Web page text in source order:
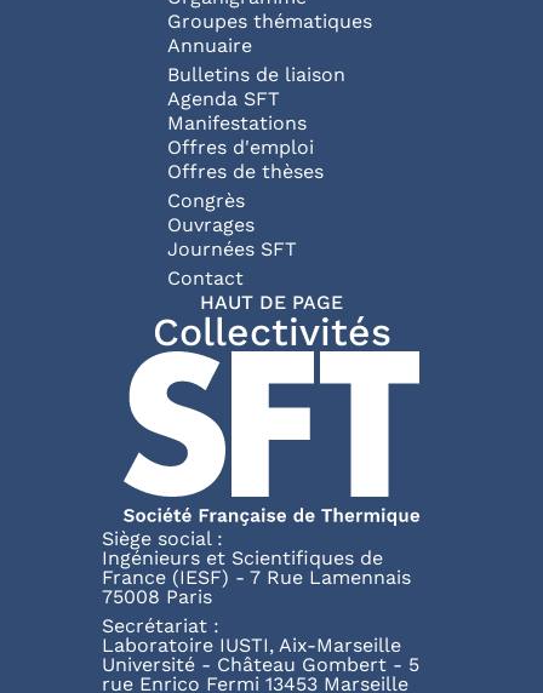
Groupes thématiques
Annuaire
Bulletins de liaison
Agenda SFT
Manifestations
Offres d'emploi
Offres de thèses
Congrès
Ouvrages
Journées SFT
Pied de page
Contact
HAUT DE PAGE
Collectivités
Siège social :
Ingénieurs et Scientifiques de
France (IESF) - 7 Rue Lamennais
75008 Paris
Secrétariat :
Laboratoire IUSTI, Aix-Marseille
Université - Château Gombert - 5
rue Enrico Fermi 13453 Marseille